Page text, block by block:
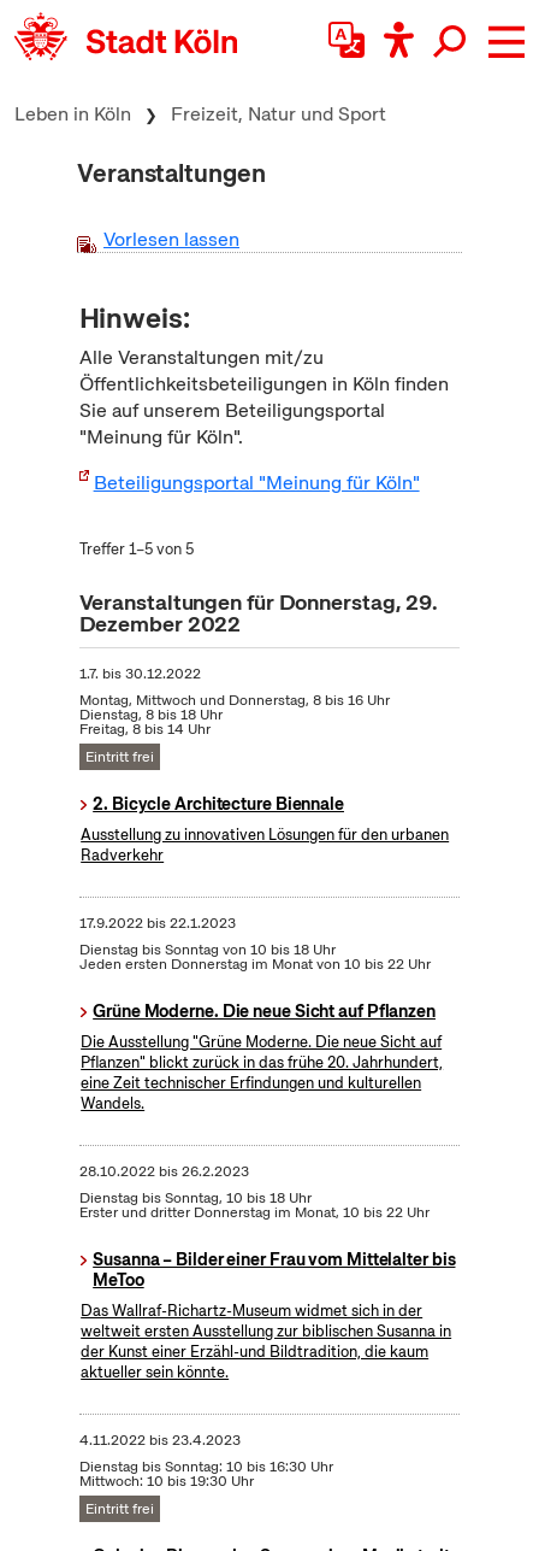
zum Inhalt springen
Leben in Köln Freizeit, Natur und Sport
Veranstaltungen
Vorlesen lassen
Hinweis:
Alle Veranstaltungen mit/zu
Öffentlichkeitsbeteiligungen in Köln finden
Sie auf unserem Beteiligungsportal
"Meinung für Köln".
Beteiligungsportal "Meinung für Köln"
Treffer 1–5 von 5
Veranstaltungen für Donnerstag, 29.
Dezember 2022
1.7. bis30.12.2022
Montag, Mittwoch und Donnerstag, 8 bis 16 Uhr
Dienstag, 8 bis 18 Uhr
Freitag, 8 bis 14 Uhr
Eintritt frei
2. Bicycle Architecture Biennale
Ausstellung zu innovativen Lösungen für den urbanen
Radverkehr
17.9.2022bis22.1.2023
Dienstag bis Sonntag von 10 bis 18 Uhr
Jeden ersten Donnerstag im Monat von 10 bis 22 Uhr
Grüne Moderne. Die neue Sicht auf Pflanzen
Die Ausstellung "Grüne Moderne. Die neue Sicht auf
Pflanzen" blickt zurück in das frühe 20. Jahrhundert,
eine Zeit technischer Erfindungen und kulturellen
Wandels.
28.10.2022bis26.2.2023
Dienstag bis Sonntag, 10 bis 18 Uhr
Erster und dritter Donnerstag im Monat, 10 bis 22 Uhr
Susanna – Bilder einer Frau vom Mittelalter bis
MeToo
Das Wallraf-Richartz-Museum widmet sich in der
weltweit ersten Ausstellung zur biblischen Susanna in
der Kunst einer Erzähl-und Bildtradition, die kaum
aktueller sein könnte.
4.11.2022bis23.4.2023
Dienstag bis Sonntag: 10 bis 16:30 Uhr
Mittwoch: 10 bis 19:30 Uhr
Eintritt frei